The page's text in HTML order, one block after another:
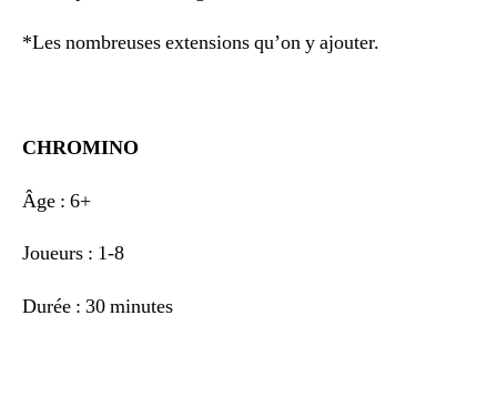
*Les nombreuses extensions qu’on y ajouter.
CHROMINO
Âge : 6+
Joueurs : 1-8
Durée : 30 minutes